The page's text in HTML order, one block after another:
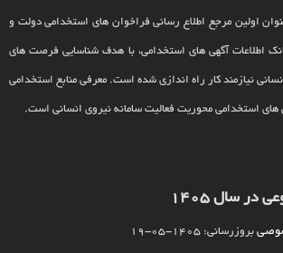
اولین مرجع اطلاع رسانی فراخوان های استخدامی دولت و
اطلاعات آگهی های استخدامی، با هدف شناسایی فرصت های
نیازمند کار راه اندازی شده است. معرفی منابع استخدامی
های استخدامی محوریت فعالیت سامانه نیروی انسانی است.
سال 1405
بروزرسانی: 1405-05-19